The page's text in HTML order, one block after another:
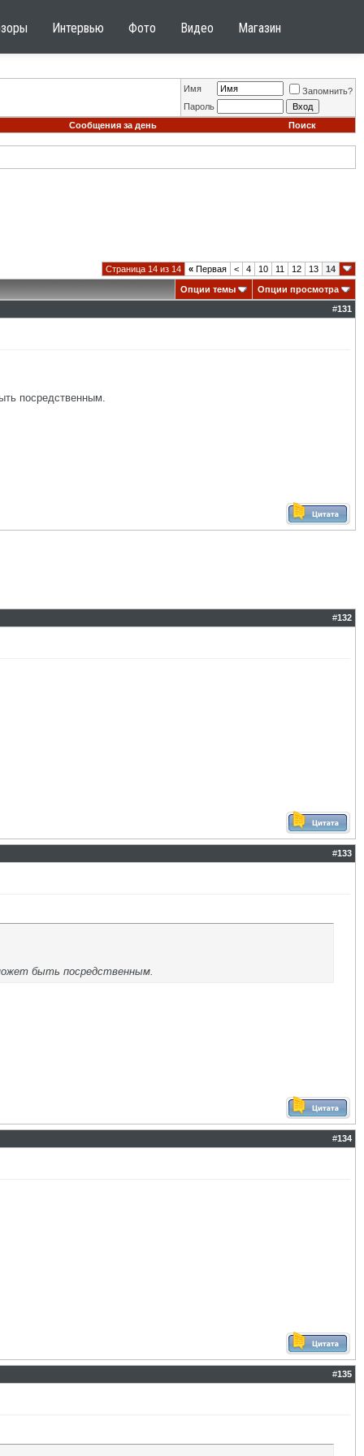
Интервью Фото Видео Магазин
Имя
Запомнить?
Пароль
Сообщения за день Поиск
Страница 14 из 14 « Первая < 4 10 11 12 13 14
Опции темы
Опции просмотра
#131
посредственным.
#132
#133
быть посредственным.
#134
#135